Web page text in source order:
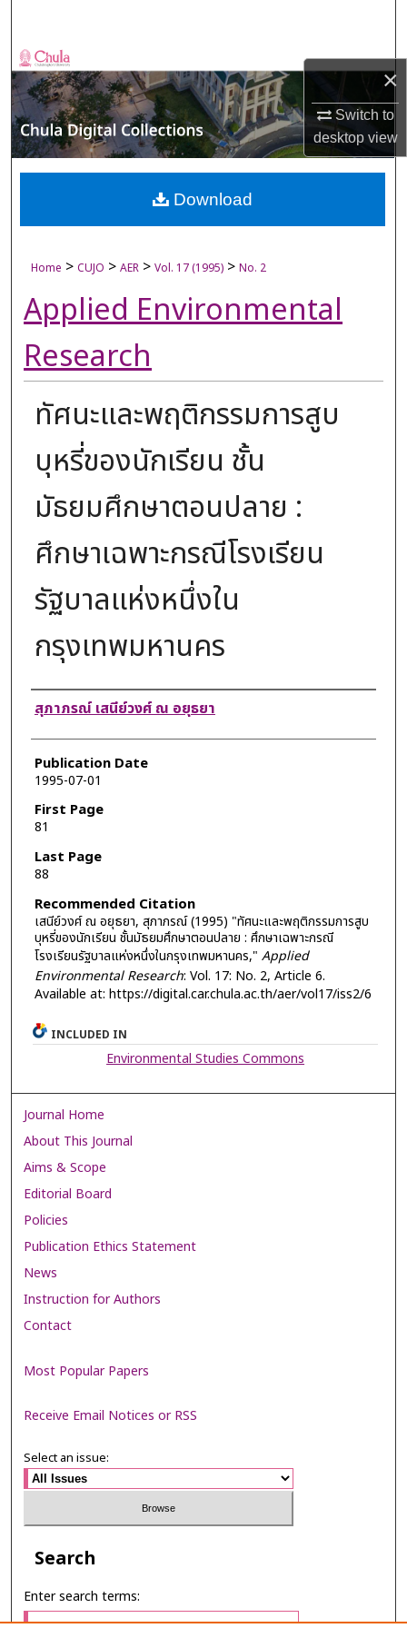
×
Switch to
desktopview
Browse Collections
My Account
About
Digital Commons Network™
Home > CUJO > AER > Vol. 17 (1995) > No. 2
Applied Environmental
Research
ทัศนะและพฤติกรรมการสูบ
บุหรี่ของนักเรียน ชั้น
มัธยมศึกษาตอนปลาย :
ศึกษาเฉพาะกรณีโรงเรียน
รัฐบาลแห่งหนึ่งใน
กรุงเทพมหานคร
Authors
สุภาภรณ์ เสนีย์วงศ์ ณ อยุธยา
Publication Date
1995-07-01
First Page
81
Last Page
88
Recommended Citation
เสนีย์วงศ์ ณ อยุธยา, สุภาภรณ์ (1995) "ทัศนะและพฤติกรรมการสูบ
บุหรี่ของนักเรียน ชั้นมัธยมศึกษาตอนปลาย : ศึกษาเฉพาะกรณี
โรงเรียนรัฐบาลแห่งหนึ่งในกรุงเทพมหานคร," Applied
Environmental Research: Vol. 17: No. 2, Article 6.
Available at: https://digital.car.chula.ac.th/aer/vol17/iss2/6
Download
INCLUDED IN
Environmental Studies Commons
Journal Home
About This Journal
Aims & Scope
Editorial Board
Policies
Publication Ethics Statement
News
Instruction for Authors
Contact
Most Popular Papers
Receive Email Notices or RSS
Select an issue:
Search
Enter search terms: